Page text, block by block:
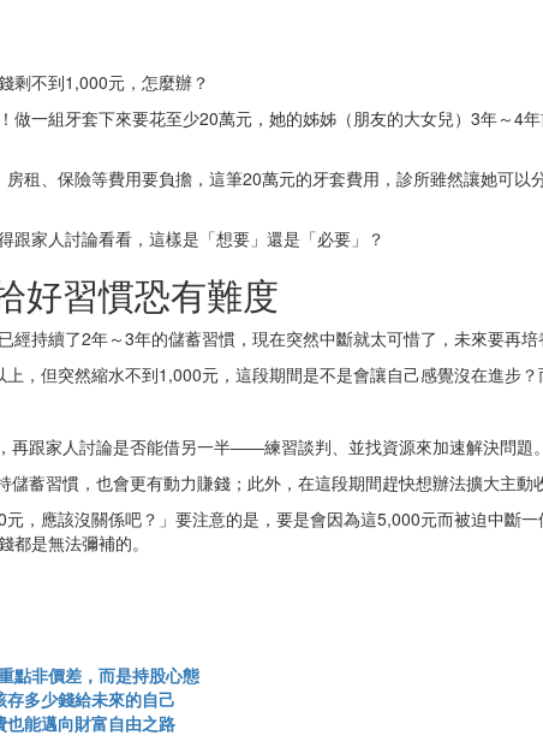
剩不到1,000元，怎麼辦？
做一組牙套下來要花至少20萬元，她的姊姊（朋友的大女兒）3年～4
租、保險等費用要負擔，這筆20萬元的牙套費用，診所雖然讓她可
家人討論看看，這樣是「想要」還是「必要」？
好習慣恐有難度
持續了2年～3年的儲蓄習慣，現在突然中斷就太可惜了，未來要再培
，但突然縮水不到1,000元，這段期間是不是會讓自己感覺沒在進步
再跟家人討論是否能借另一半——練習談判、並找資源來加速解決問題。
蓄習慣，也會更有動力賺錢；此外，在這段期間趕快想辦法擴大主動
，應該沒關係吧？」要注意的是，要是會因為這5,000元而被迫中斷
是無法彌補的。
點非價差，而是持股心態
存多少錢給未來的自己
能邁向財富自由之路